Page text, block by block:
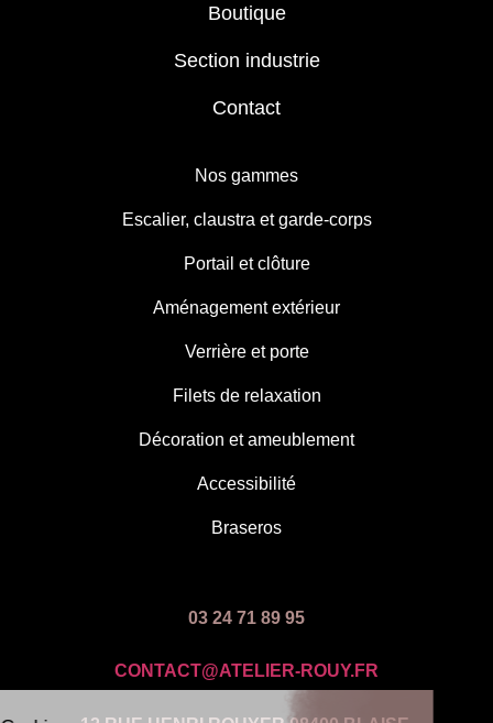
Boutique
Section industrie
Contact
Nos gammes
Escalier, claustra et garde-corps
Portail et clôture
Aménagement extérieur
Verrière et porte
Filets de relaxation
Décoration et ameublement
Accessibilité
Braseros
03 24 71 89 95
CONTACT@ATELIER-ROUY.FR